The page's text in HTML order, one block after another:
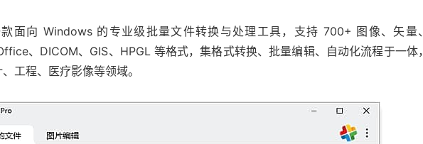
面向 Windows 的专业级批量文件转换与处理工具，支持 700+ 图像、矢量、
、DICOM、GIS、HPGL 等格式，集格式转换、批量编辑、自动化流程于一体，
工程、医疗影像等领域。